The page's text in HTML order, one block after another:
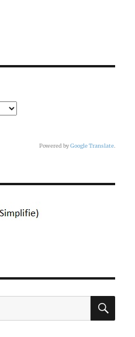
Powered byGoogle Translate.